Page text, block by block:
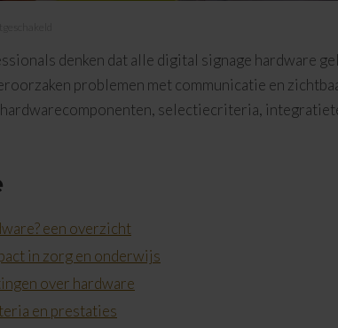
denken dat alle digital signage hardware
problemen met communicatie en
selectiecriteria,
een overzicht
in zorg en onderwijs
over hardware
en prestaties